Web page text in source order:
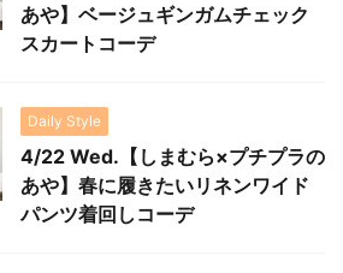
あや】ベージュギンガムチェック
スカートコーデ
Daily Style
4/22 Wed.【しまむら×プチプラの
あや】春に履きたいリネンワイド
パンツ着回しコーデ